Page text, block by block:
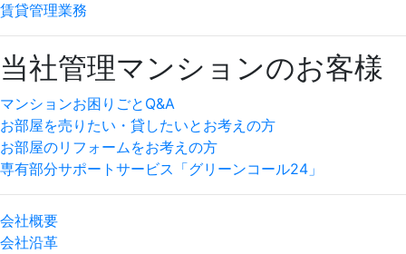
賃貸管理業務
当社管理マンションのお客様
マンションお困りごとQ&A
お部屋を売りたい・貸したいとお考えの方
お部屋のリフォームをお考えの方
専有部分サポートサービス「グリーンコール24」
会社概要
会社沿革